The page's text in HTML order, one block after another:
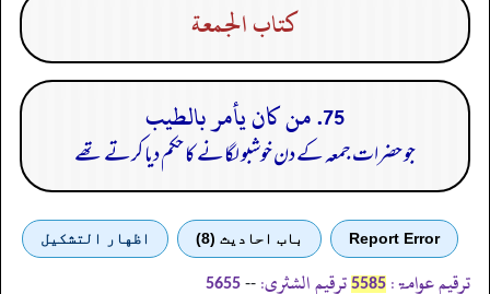
كتاب الجمعة
75. من كان يأمر بالطيب
جو حضرات جمعہ کے دن خوشبو لگانے کا حکم دیا کرتے تھے
Report Error باب احادیث (8) اظهار التشكيل
ترقیم عوامۃ: 5585 ترقیم الشثری: --
5655